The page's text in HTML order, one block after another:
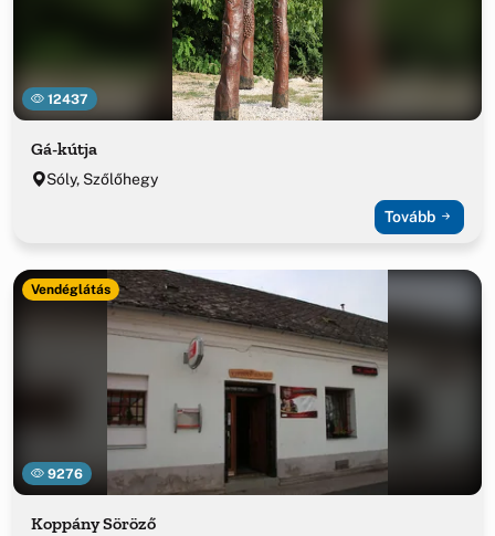
12437
Gá-kútja
Sóly, Szőlőhegy
Tovább
9276
Vendéglátás
Koppány Söröző